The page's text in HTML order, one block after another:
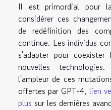
Il est primordial pour
considérer ces
de redéfinition des
continue. Les individus
s'adapter pour coexister
nouvelles
l'ampleur de ces
offertes par GPT-4, lien
plus sur les dernières